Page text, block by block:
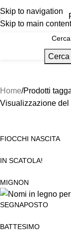
Skip to navigation
Skip to main content
Cerca
Home Prodotti
Visualizzazione del
FIOCCHI NASCITA
IN SCATOLA!
MIGNON
SEGNAPOSTO
BATTESIMO